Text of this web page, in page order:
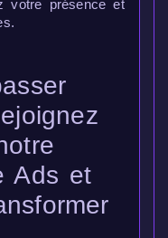
votre présence et
Ads et